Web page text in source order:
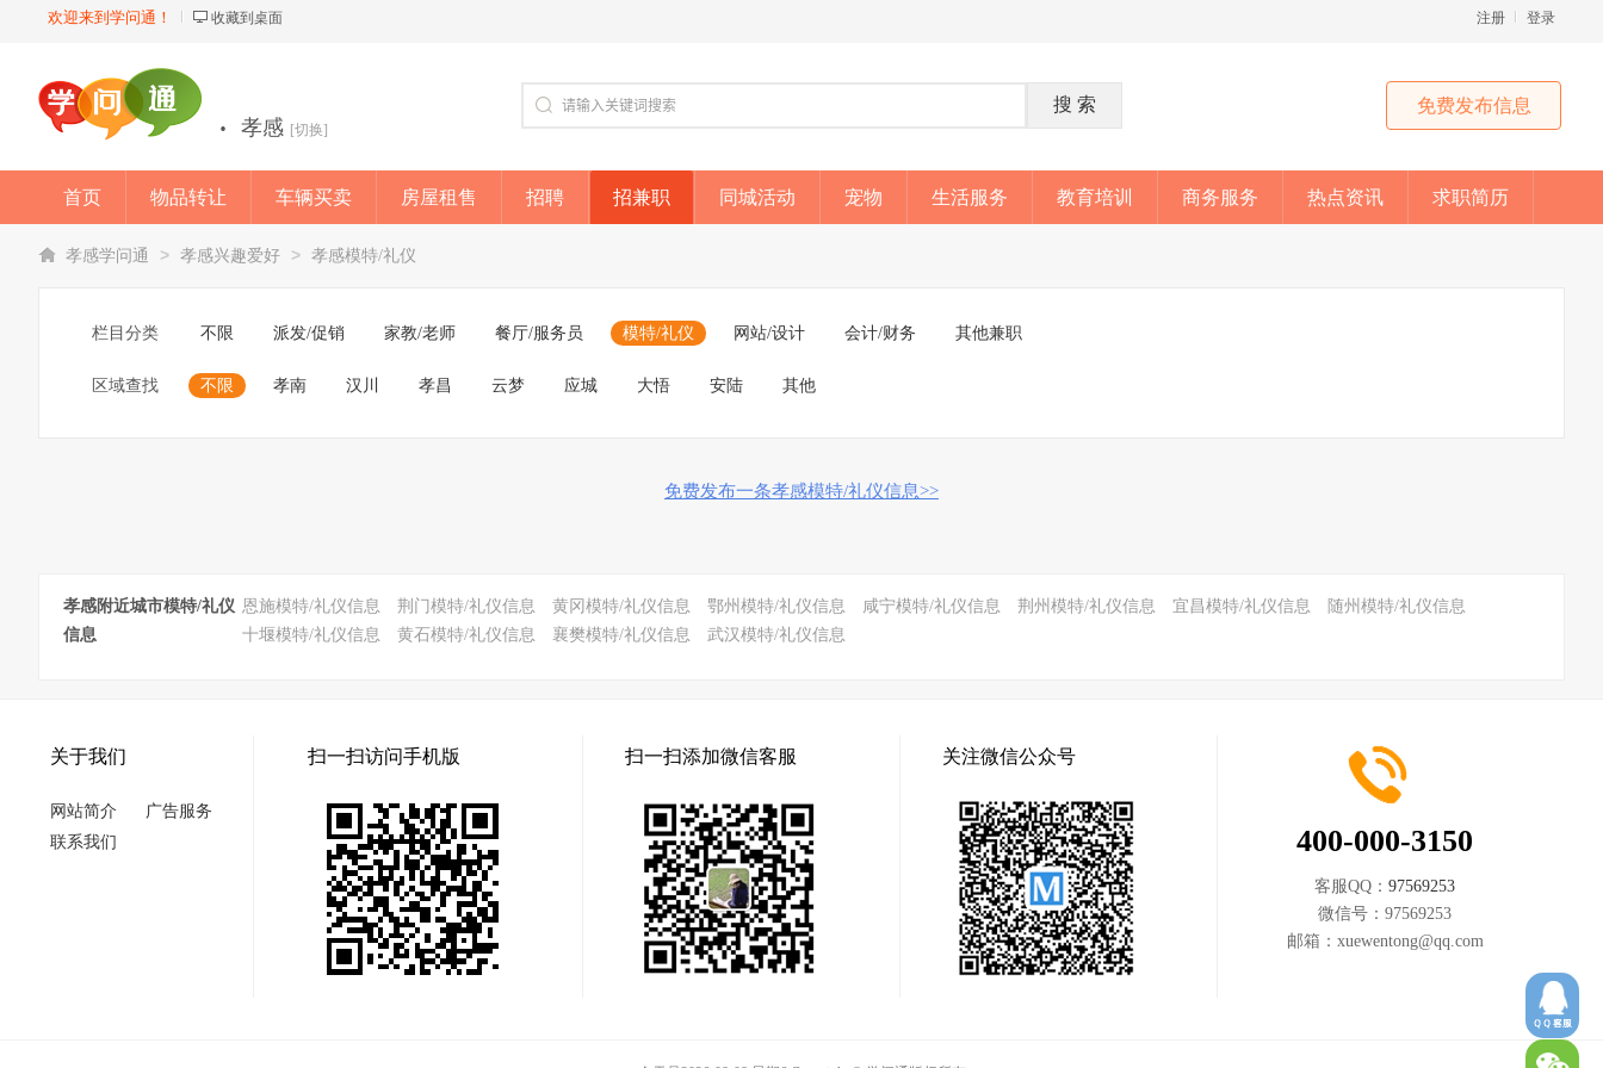
欢迎来到学问通！ 收藏到桌面 登录
注册
免费发布信息
· 孝感 [切换]
首页 物品转让 车辆买卖 房屋租售 招聘 招兼职 同城活动 宠物 生活服务 教育培训 商务服务 热点资讯 求职简历
店铺
孝感学问通 > 孝感兴趣爱好 > 孝感模特/礼仪
栏目分类 不限 派发/促销 家教/老师 餐厅/服务员 模特/礼仪 网站/设计 会计/财务 其他兼职
区域查找 不限 孝南 汉川 孝昌 云梦 应城 大悟 安陆 其他
免费发布一条孝感模特/礼仪信息>>
孝感附近城市模特/礼仪
信息
恩施模特/礼仪信息 荆门模特/礼仪信息 黄冈模特/礼仪信息 鄂州模特/礼仪信息 咸宁模特/礼仪信息 荆州模特/礼仪信息 宜昌模特/礼仪信息
随州模特/礼仪信息
十堰模特/礼仪信息
黄石模特/礼仪信息 襄樊模特/礼仪信息 武汉模特/礼仪信息
关于我们
网站简介
广告服务
联系我们
扫一扫访问手机版 扫一扫添加微信客服 关注微信公众号
400-000-3150
客服QQ： 97569253
微信号： 97569253
邮箱： xuewentong@qq.com